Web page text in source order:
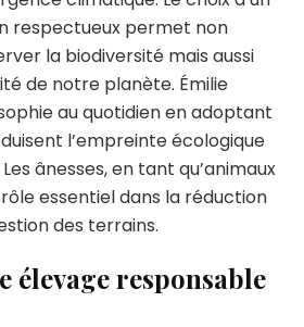
respectueux permet non
la biodiversité mais aussi
de notre planète. Émilie
au quotidien en adoptant
l’empreinte écologique
ânesses, en tant qu’animaux
essentiel dans la réduction
des terrains.
élevage responsable